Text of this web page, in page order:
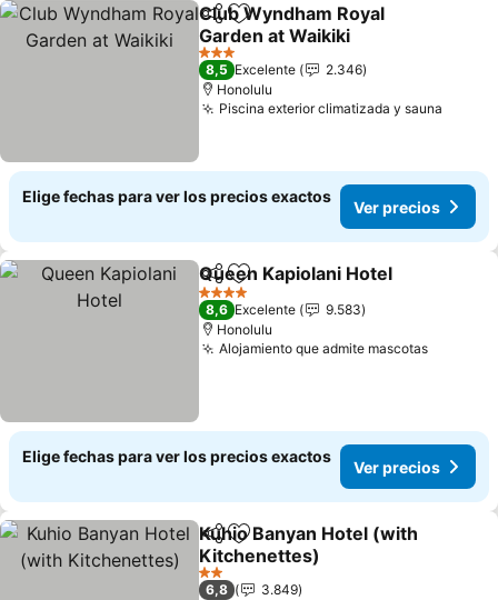
CompartirAgregar a favoritos
Club Wyndham Royal
Garden at Waikiki
3 Estrellas
8,5 Excelente
2.346
Honolulu
Piscina exterior climatizada y sauna
Elige fechas para ver los precios exactos
Ver precios
CompartirAgregar a favoritos
Queen Kapiolani Hotel
4 Estrellas
8,6 Excelente
9.583
Honolulu
Alojamiento que admite mascotas
Elige fechas para ver los precios exactos
Ver precios
CompartirAgregar a favoritos
Kuhio Banyan Hotel (with
Kitchenettes)
2 Estrellas
6,8
3.849